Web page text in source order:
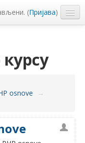
(Пријава)
osnove
→